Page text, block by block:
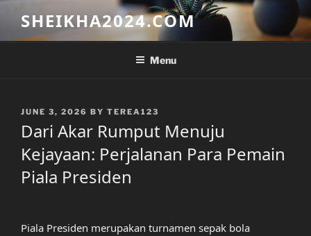
content
SHEIKHA2024.COM
Menu
POSTED
JUNE 3, 2026 BY TEREA123
Dari Akar Rumput Menuju
Kejayaan: Perjalanan Para Pemain
Piala Presiden
Piala Presiden merupakan turnamen sepak bola